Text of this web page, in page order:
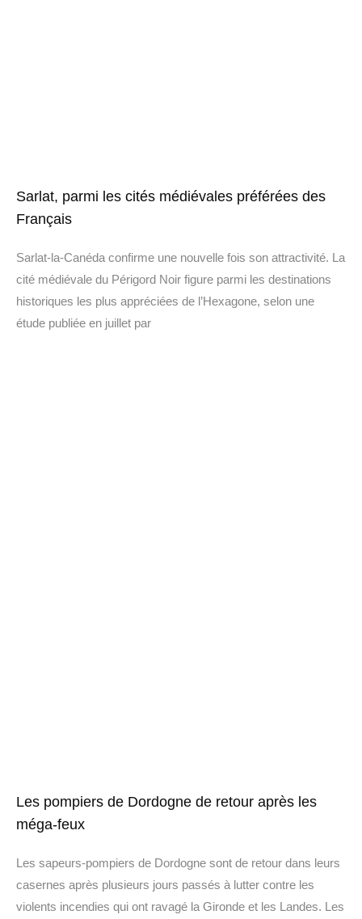
Sarlat, parmi les cités médiévales préférées des
Français
Sarlat-la-Canéda confirme une nouvelle fois son attractivité. La
cité médiévale du Périgord Noir figure parmi les destinations
historiques les plus appréciées de l’Hexagone, selon une
étude publiée en juillet par
Les pompiers de Dordogne de retour après les
méga-feux
Les sapeurs-pompiers de Dordogne sont de retour dans leurs
casernes après plusieurs jours passés à lutter contre les
violents incendies qui ont ravagé la Gironde et les Landes. Les